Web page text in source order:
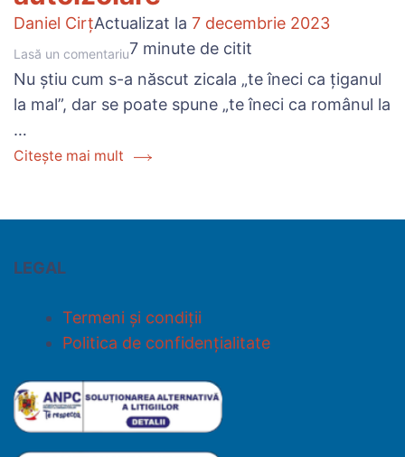
Daniel CirțActualizat la 7 decembrie 2023
Lasă un comentariu7 minute de citit
Nu știu cum s-a născut zicala „te îneci ca țiganul
la mal”, dar se poate spune „te îneci ca românul la
…
Citește mai mult
LEGAL
Termeni și condiții
Politica de confidențialitate